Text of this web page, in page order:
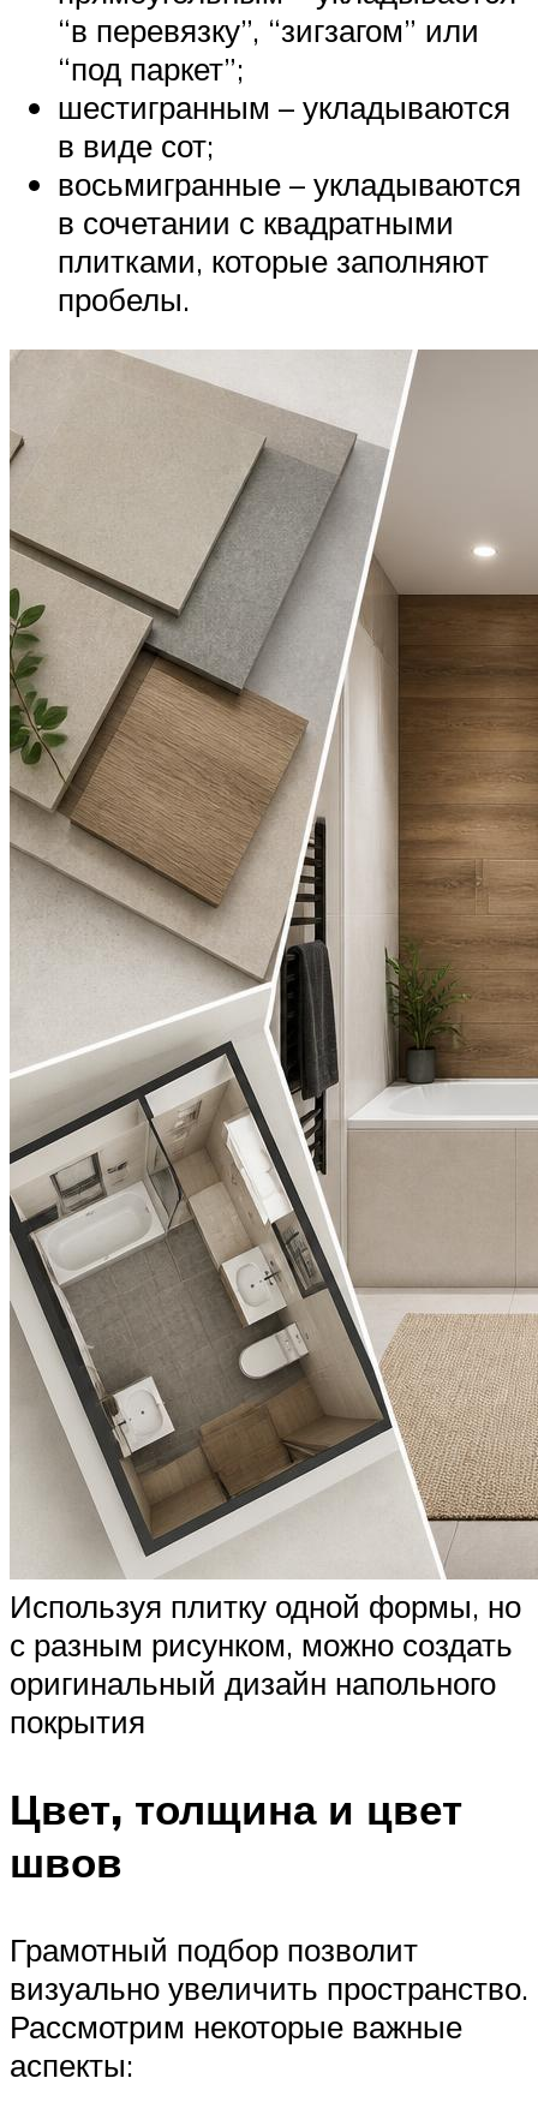
“в перевязку”, “зигзагом” или
“под паркет”;
шестигранным – укладываются
в виде сот;
восьмигранные – укладываются
в сочетании с квадратными
плитками, которые заполняют
пробелы.
Используя плитку одной формы, но
с разным рисунком, можно создать
оригинальный дизайн напольного
покрытия
Цвет, толщина и цвет
швов
Грамотный подбор позволит
визуально увеличить пространство.
Рассмотрим некоторые важные
аспекты: